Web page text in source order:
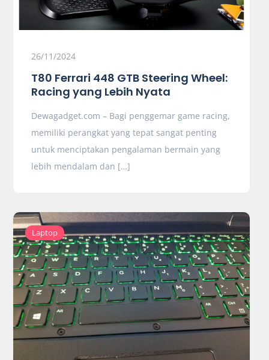
26/11/2024
T80 Ferrari 448 GTB Steering Wheel:
Racing yang Lebih Nyata
Dewagadget.com – Bagi penggemar game racing,
memiliki perangkat yang tepat sangat penting
untuk menciptakan pengalaman bermain yang
lebih mendalam dan […]
Laptop